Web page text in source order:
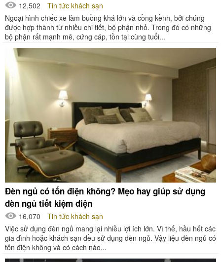
12,502
Tin tức khách sạn
Ngoại hình chiếc xe làm buồng khá lớn và cồng kềnh, bởi chúng
được hợp thành từ nhiều chi tiết, bộ phận nhỏ. Trong đó có những
bộ phận rất mạnh mẽ, cứng cáp, tồn tại cùng tuổi...
Đèn ngủ có tốn điện không? Mẹo hay giúp sử dụng
đèn ngủ tiết kiệm điện
16,070
Tin tức khách sạn
Việc sử dụng đèn ngủ mang lại nhiều lợi ích lớn. Vì thế, hầu hết các
gia đình hoặc khách sạn đều sử dụng đèn ngủ. Vậy liệu đèn ngủ có
tốn điện không và có cách nào...